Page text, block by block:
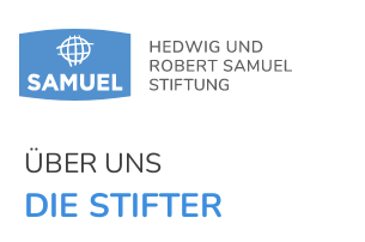
ÜBER UNS
DIE STIFTER